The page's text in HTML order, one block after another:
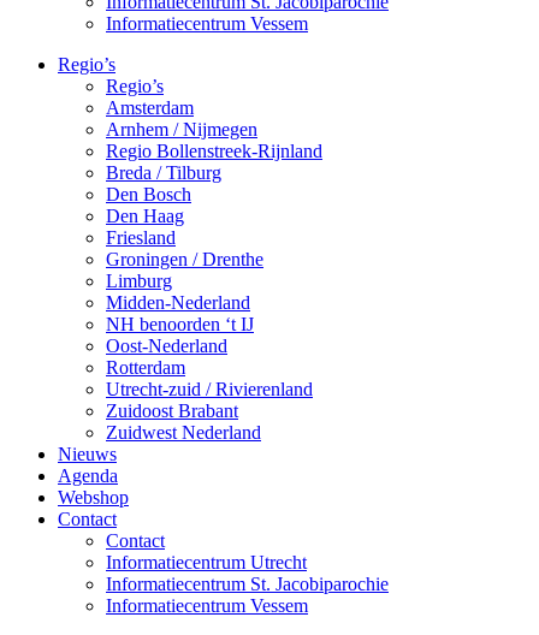
Informatiecentrum Vessem
Regio’s
Regio’s
Amsterdam
Arnhem / Nijmegen
Regio Bollenstreek-Rijnland
Breda / Tilburg
Den Bosch
Den Haag
Friesland
Groningen / Drenthe
Limburg
Midden-Nederland
NH benoorden ‘t IJ
Oost-Nederland
Rotterdam
Utrecht-zuid / Rivierenland
Zuidoost Brabant
Zuidwest Nederland
Nieuws
Agenda
Webshop
Contact
Contact
Informatiecentrum Utrecht
Informatiecentrum St. Jacobiparochie
Informatiecentrum Vessem